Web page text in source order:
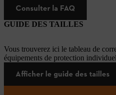
Consulter la FAQ
GUIDE DES TAILLES
Vous trouverez ici le tableau de
équipements de protection
Afficher le guide des tailles